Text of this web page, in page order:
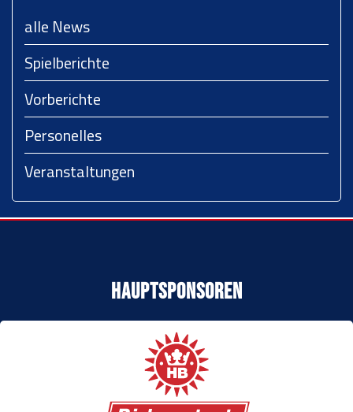
alle News
Spielberichte
Vorberichte
Personelles
Veranstaltungen
Hauptsponsoren